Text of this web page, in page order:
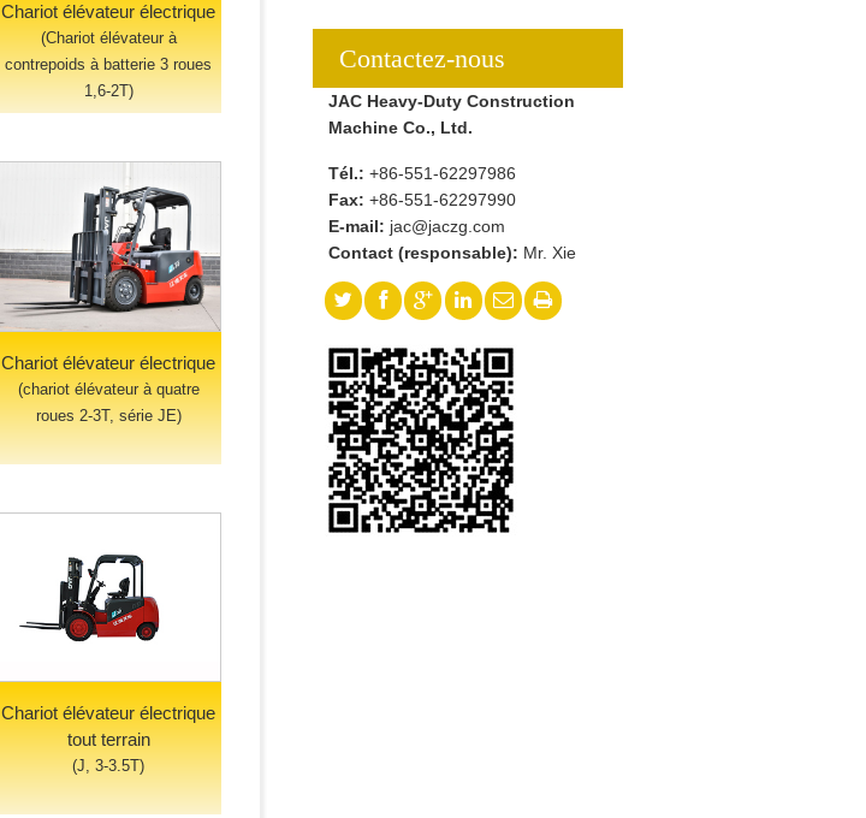
Contactez-nous
JAC Heavy-Duty Construction
Machine Co., Ltd.
Tél.: +86-551-62297986
Fax: +86-551-62297990
E-mail: jac@jaczg.com
Contact (responsable): Mr. Xie
Chariot élévateur électrique
(Chariot élévateur à
contrepoids à batterie 3 roues
1,6-2T)
Chariot élévateur électrique
(chariot élévateur à quatre
roues 2-3T, série JE)
Chariot élévateur électrique
tout terrain
(J, 3-3.5T)